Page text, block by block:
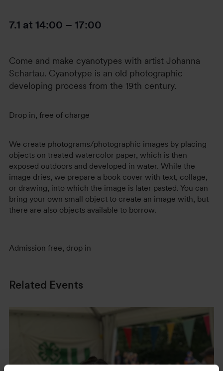
7.1 at 14:00 – 17:00
Come and make cyanotypes with artist Johanna
Schartau. Cyanotype is an old photographic
developing process from the 19th century.
Drop in, free of charge
We create photograms/photographic images by placing
objects on treated watercolor paper, which is then
exposed outdoors and developed in water. While the
image dries, we prepare a book cover with text, collage,
or drawing, into which the image is later pasted. You can
bring your own small object to create an image with, but
there are also objects available to borrow.
Admission free, drop in
Related Events